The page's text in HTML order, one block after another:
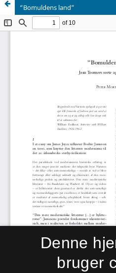
“Bomuldens land”
Denne
bruger